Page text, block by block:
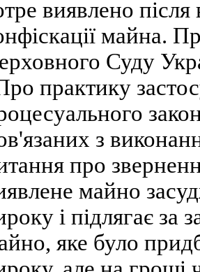
виявлено
майна.
Суду
практику
з
про
майно
і підлягає за
яке було